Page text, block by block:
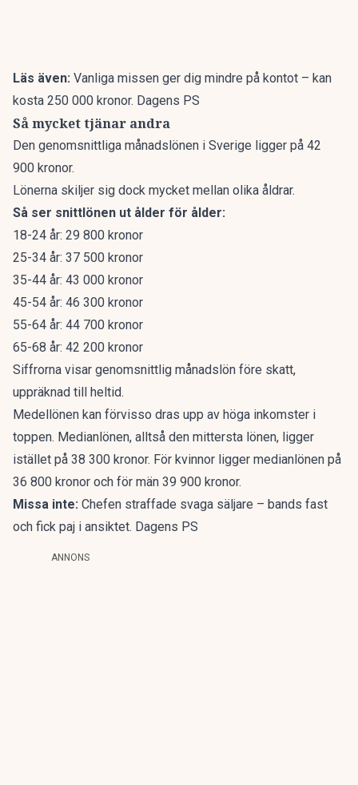
Läs även: Vanliga missen ger dig mindre på kontot – kan
kosta 250 000 kronor. Dagens PS
Så mycket tjänar andra
Den genomsnittliga månadslönen i Sverige ligger på 42
900 kronor.
Lönerna skiljer sig dock mycket mellan olika åldrar.
Så ser snittlönen ut ålder för ålder:
18-24 år: 29 800 kronor
25-34 år: 37 500 kronor
35-44 år: 43 000 kronor
45-54 år: 46 300 kronor
55-64 år: 44 700 kronor
65-68 år: 42 200 kronor
Siffrorna visar genomsnittlig månadslön före skatt,
uppräknad till heltid.
Medellönen kan förvisso dras upp av höga inkomster i
toppen. Medianlönen, alltså den mittersta lönen, ligger
istället på 38 300 kronor. För kvinnor ligger medianlönen på
36 800 kronor och för män 39 900 kronor.
Missa inte: Chefen straffade svaga säljare – bands fast
och fick paj i ansiktet. Dagens PS
ANNONS